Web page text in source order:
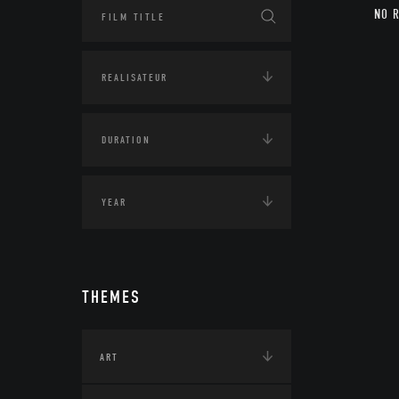
THEMES
ART
NO